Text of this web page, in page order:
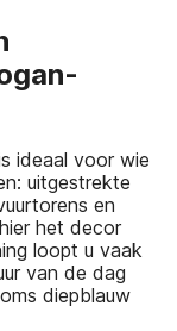
ideaal voor wie
uitgestrekte
en
het decor
loopt u vaak
van de dag
diepblauw